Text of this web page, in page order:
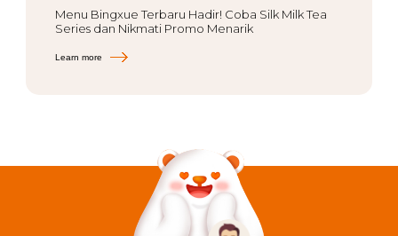
Menu Bingxue Terbaru Hadir! Coba Silk Milk Tea
Series dan Nikmati Promo Menarik
Learn more